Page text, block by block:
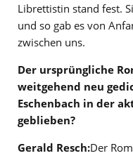
Librettistin stand fest.
und so gab es von
zwischen uns.
Der ursprüngliche
weitgehend neu
Eschenbach in der
geblieben?
Gerald Resch:Der